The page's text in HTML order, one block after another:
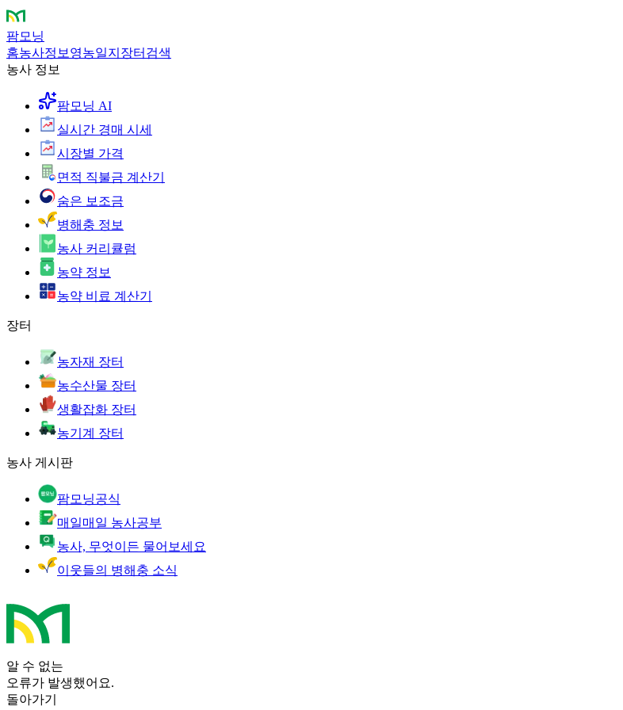
팜모닝
홈농사정보 영농일지 장터 검색
농사 정보
팜모닝 AI
실시간 경매 시세
시장별 가격
면적 직불금 계산기
숨은 보조금
병해충 정보
농사 커리큘럼
농약 정보
농약 비료 계산기
장터
농자재 장터
농수산물 장터
생활잡화 장터
농기계 장터
농사 게시판
팜모닝공식
매일매일 농사공부
농사, 무엇이든 물어보세요
이웃들의 병해충 소식
알 수 없는
오류가 발생했어요.
돌아가기